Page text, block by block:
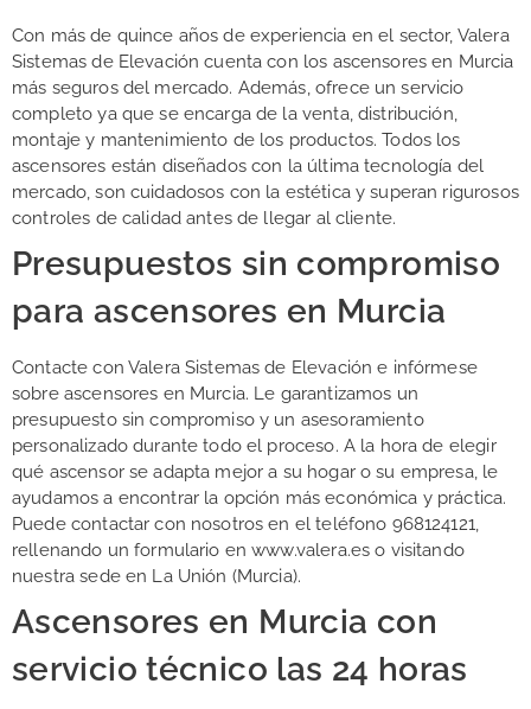
Con más de quince años de experiencia en el sector, Valera
Sistemas de Elevación cuenta con los ascensores en Murcia
más seguros del mercado. Además, ofrece un servicio
completo ya que se encarga de la venta, distribución,
montaje y mantenimiento de los productos. Todos los
ascensores están diseñados con la última tecnología del
mercado, son cuidadosos con la estética y superan rigurosos
controles de calidad antes de llegar al cliente.
Presupuestos sin compromiso
para ascensores en Murcia
Contacte con Valera Sistemas de Elevación e infórmese
sobre ascensores en Murcia. Le garantizamos un
presupuesto sin compromiso y un asesoramiento
personalizado durante todo el proceso. A la hora de elegir
qué ascensor se adapta mejor a su hogar o su empresa, le
ayudamos a encontrar la opción más económica y práctica.
Puede contactar con nosotros en el teléfono 968124121,
rellenando un formulario en www.valera.es o visitando
nuestra sede en La Unión (Murcia).
Ascensores en Murcia con
servicio técnico las 24 horas